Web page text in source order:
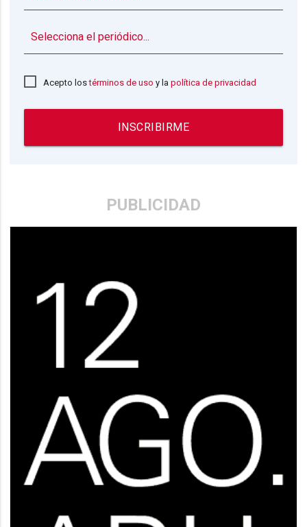
Acepto lostérminos de uso y lapolítica de privacidad
INSCRIBIRME
PUBLICIDAD